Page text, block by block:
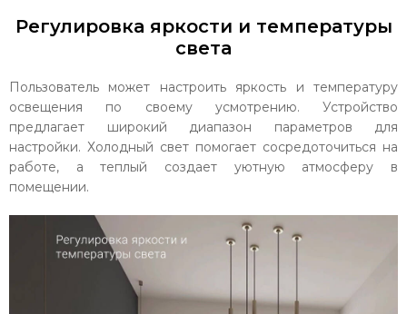
Регулировка яркости и температуры
света
Пользователь может настроить яркость и температуру
освещения по своему усмотрению. Устройство
предлагает широкий диапазон параметров для
настройки. Холодный свет помогает сосредоточиться на
работе, а теплый создает уютную атмосферу в
помещении.